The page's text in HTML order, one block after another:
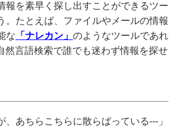
報を素早く探し出すことができるツー
。たとえば、ファイルやメールの情報
な 「ナレカン」 のようなツールであれ
然言語検索で誰でも迷わず情報を探せ
、あちらこちらに散らばっている---」